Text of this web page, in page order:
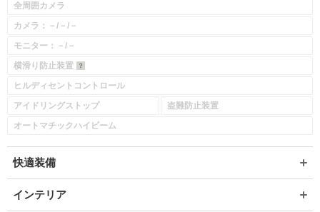
全周囲カメラ
カメラ：－/－/－
モニター：－/－
横滑り防止装置
ヒルディセントコントロール
アイドリングストップ
盗難防止装置
オートマチックハイビーム
快適装備
インテリア